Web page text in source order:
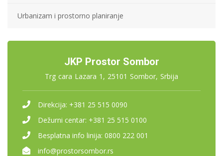
Urbanizam i prostorno planiranje
JKP Prostor Sombor
Trg cara Lazara 1, 25101 Sombor, Srbija
Direkcija: +381 25 515 0090
Dežurni centar: +381 25 515 0100
Besplatna info linija: 0800 222 001
info@prostorsombor.rs